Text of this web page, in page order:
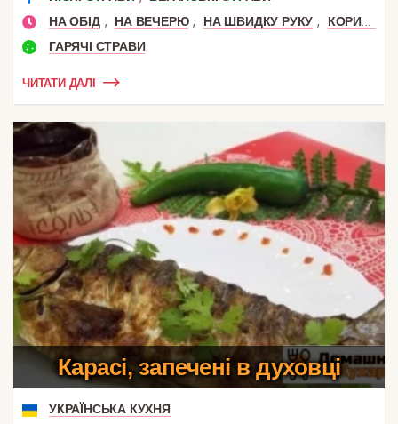
НА ОБІД , НА ВЕЧЕРЮ , НА ШВИДКУ РУКУ ,
КОРИСНИЙ ОБІД
ГАРЯЧІ СТРАВИ
ЧИТАТИ ДАЛІ
Карасі, запечені в духовці
УКРАЇНСЬКА КУХНЯ